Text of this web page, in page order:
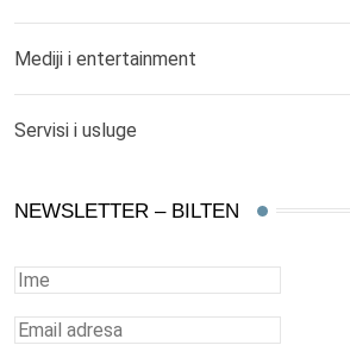
Mediji i entertainment
Servisi i usluge
NEWSLETTER – BILTEN